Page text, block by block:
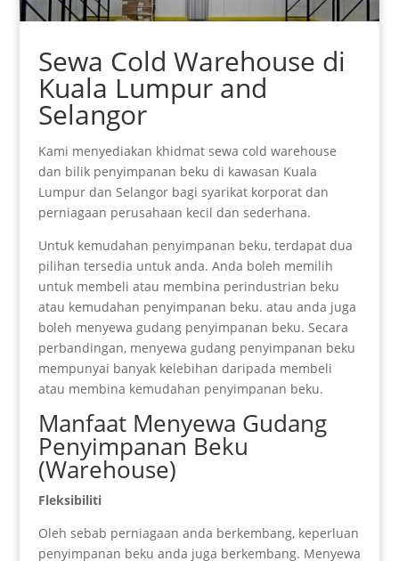
Sewa Cold Warehouse di
Kuala Lumpur and
Selangor
Kami menyediakan khidmat sewa cold warehouse
dan bilik penyimpanan beku di kawasan Kuala
Lumpur dan Selangor bagi syarikat korporat dan
perniagaan perusahaan kecil dan sederhana.
Untuk kemudahan penyimpanan beku, terdapat dua
pilihan tersedia untuk anda. Anda boleh memilih
untuk membeli atau membina perindustrian beku
atau kemudahan penyimpanan beku. atau anda juga
boleh menyewa gudang penyimpanan beku. Secara
perbandingan, menyewa gudang penyimpanan beku
mempunyai banyak kelebihan daripada membeli
atau membina kemudahan penyimpanan beku.
Manfaat Menyewa Gudang
Penyimpanan Beku
(Warehouse)
Fleksibiliti
Oleh sebab perniagaan anda berkembang, keperluan
penyimpanan beku anda juga berkembang. Menyewa